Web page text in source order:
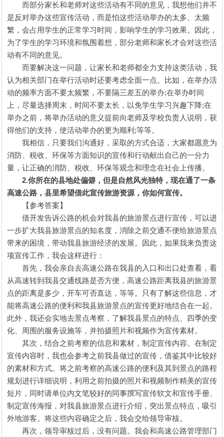
而部分家长和老师对这些活动有不同的意见，我想他们并不
是反对举办这些宣传活动，而是怕这些活动举办的太多、太频
繁，会占用学生的正常学习时间，影响学生的学习效果。因此，
为了学生的学习环境和氛围着想，部分老师和家长才会对这些活
动有不同的意见。
而要解决这一问题，让家长和老师都全力支持这类活动，我
认为相关部门在举行活动时还要考虑全面一点。比如，在举办活
动的频率方面不要太频繁，不要隔三差五的举办;在举办时间
上，尽量选择周末，时间不要太长，以免学生学习兴趣下降;在
举办之前，将举办活动的意义提前向老师及学校负责人说明，获
得他们的支持，使活动举办的更为顺利;等等。
我相信，只要我们沟通好，采取的方式合适，大家都愿意为
消防、税收、环保等方面知识的宣传和行动献出自己的一分力
量，让正确的消防、税收、环保等观念和理念在社会上传播。
2.你所在的县地处偏僻，但是自然风光独特，现在通了一条
高速公路，县里希望借此宣传旅游资源，你如何宣传。
【参考答案】
借开发告诉公路的机会对我县的旅游景点进行宣传，可以进
一步扩大我县旅游景点的知名度，消除之前交通不便给旅游景点
带来的困境，带动我县旅游经济的发展。因此，如果我来负责这
项宣传工作，我会这样进行：
首先，我会亲自去高速公路在我县的入口和出口处查看，看
从高速转到我县交通线路是否方便，高速公路距离我县的旅游景
点的距离是多少，开车可否直达，等等。只有了解这些信息，才
能将高速公路的便利和我县旅游景点的宣传更好地结合在一起。
此外，我还会实地去景点考察，了解我县景点的特点、四季的变
化、周围的服务设施等，并拍摄照片和视频作为宣传素材。
其次，结合之前考察的信息和素材，制定宣传内容。在制定
宣传内容时，我也会参考之前我县做过的宣传，借鉴其中比较好
的素材和方式。将之前考察的高速公路的便利及其到景点的路程
规划进行详细说明，利用之前拍摄的照片和视频制作精美的宣传
短片，同时请单位内文笔较好的同事撰写宣传软文和宣传手册、
制定宣传海报，对我县旅游景点进行介绍，突出景点特点，吸引
外地游客。将这些内容确定之后，我会交给领导审核。
再次，领导审核过后，没有问题。我会和高速公路管理部门